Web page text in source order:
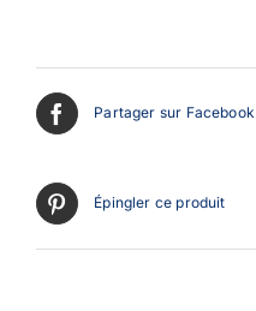
Partager sur Facebook
Épingler ce produit